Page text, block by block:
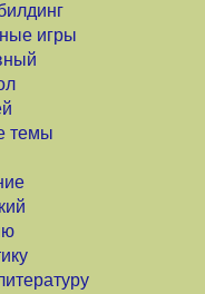
игры
темы